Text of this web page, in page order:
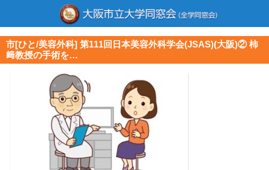
市[ひと/美容外科] 第111回日本美容外科学会(JSAS)(大阪)② 柿
﨑教授の手術を…